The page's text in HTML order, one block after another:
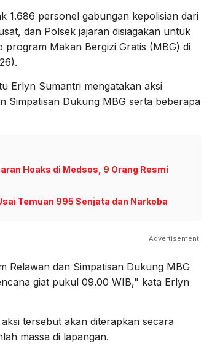
1.686 personel gabungan kepolisian dari
dan Polsek jajaran disiagakan untuk
program Makan Bergizi Gratis (MBG) di
Erlyn Sumantri mengatakan aksi
Simpatisan Dukung MBG serta beberapa
Hoaks di Medsos, 9 Orang Resmi
Temuan 995 Senjata dan Narkoba
Advertisement
Relawan dan Simpatisan Dukung MBG
giat pukul 09.00 WIB," kata Erlyn
tersebut akan diterapkan secara
massa di lapangan.